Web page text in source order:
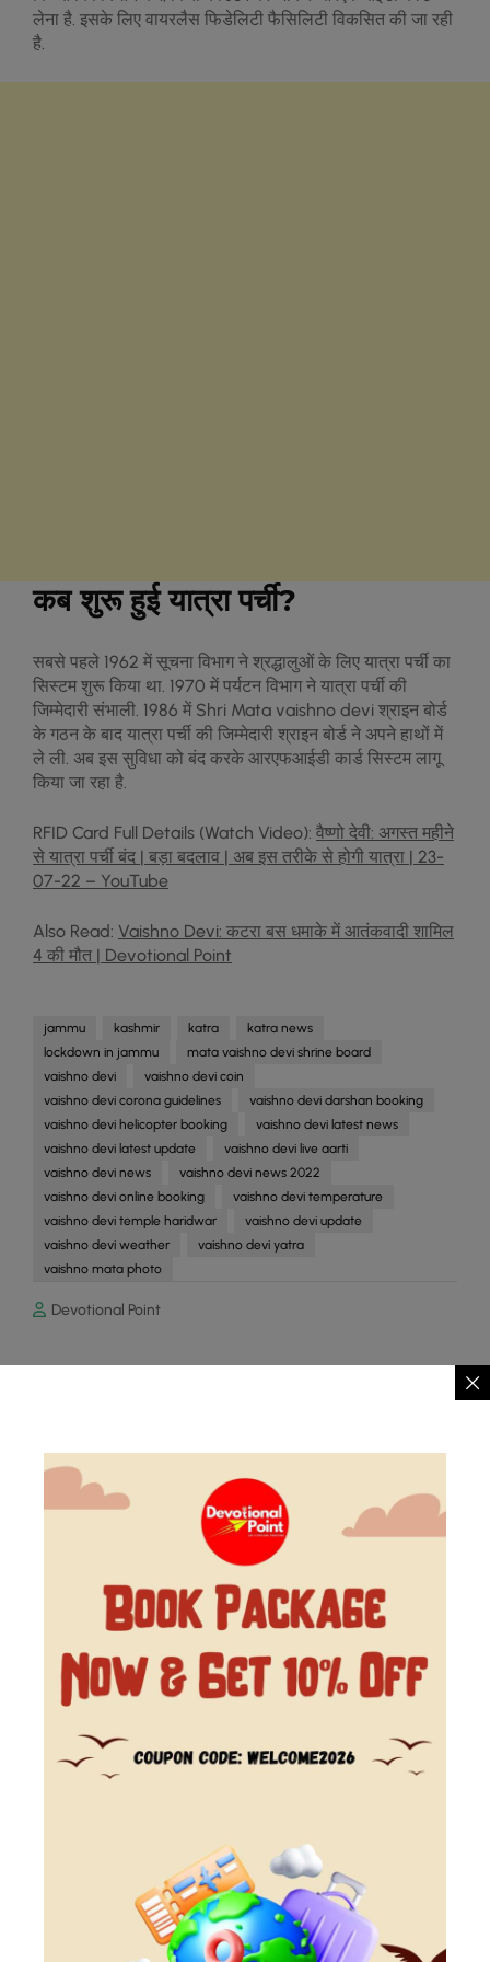
लेना है. इसके लिए वायरलैस फिडेलिटी फैस‍िल‍िटी विकसित की जा रही
है.
कब शुरू हुई यात्रा पर्ची?
सबसे पहले 1962 में सूचना विभाग ने श्रद्धालुओं के ल‍िए यात्रा पर्ची का
स‍िस्‍टम शुरू क‍िया था. 1970 में पर्यटन विभाग ने यात्रा पर्ची की
ज‍िम्‍मेदारी संभाली. 1986 में Shri Mata vaishno devi श्राइन बोर्ड
के गठन के बाद यात्रा पर्ची की ज‍िम्‍मेदारी श्राइन बोर्ड ने अपने हाथों में
ले ली. अब इस सुव‍िधा को बंद करके आरएफआईडी कार्ड स‍िस्‍टम लागू
क‍िया जा रहा है.
RFID Card Full Details (Watch Video): वैष्णो देवी: अगस्त महीने
से यात्रा पर्ची बंद | बड़ा बदलाव | अब इस तरीके से होगी यात्रा | 23-
07-22 – YouTube
Also Read: Vaishno Devi: कटरा बस धमाके में आतंकवादी शामिल
4 की मौत | Devotional Point
jammu kashmir katra
katra news
lockdown in jammu
mata vaishno devi shrine board
vaishno devi
vaishno devi coin
vaishno devi corona guidelines
vaishno devi darshan booking
vaishno devi helicopter booking
vaishno devi latest news
vaishno devi latest update
vaishno devi live aarti
vaishno devi news
vaishno devi news 2022
vaishno devi online booking
vaishno devi temperature
vaishno devi temple haridwar
vaishno devi update
vaishno devi weather
vaishno devi yatra
vaishno mata photo
Devotional Point
शामिल 4 की मौत
Next Post
Vaishno Devi मंदिर में हुई लूट व मूर्तियों के साथ
You may also like...
NEWS
August 25, 2020
वैष्णो देवी: अब एक दिन में अधिकतम